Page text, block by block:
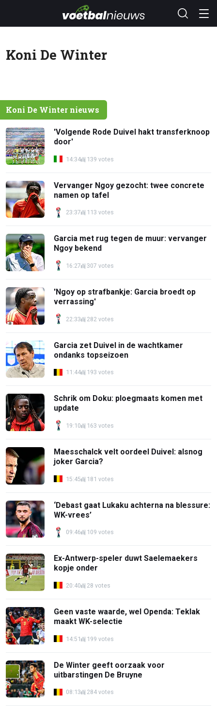
Koni De Winter
Koni De Winter nieuws
'Volgende Rode Duivel hakt transferknoop
door'
14:34 139 votes
Vervanger Ngoy gezocht: twee concrete
namen op tafel
23:37 113 votes
Garcia met rug tegen de muur: vervanger
Ngoy bekend
16:27 307 votes
'Ngoy op strafbankje: Garcia broedt op
verrassing'
22:33 282 votes
Garcia zet Duivel in de wachtkamer
ondanks topseizoen
11:44 193 votes
Schrik om Doku: ploegmaats komen met
update
19:10 163 votes
Maesschalck velt oordeel Duivel: alsnog
joker Garcia?
15:45 181 votes
‘Debast gaat Lukaku achterna na blessure:
WK-vrees’
09:46 109 votes
Ex-Antwerp-speler duwt Saelemaekers
kopje onder
20:40 28 votes
Geen vaste waarde, wel Openda: Teklak
maakt WK-selectie
14:51 199 votes
De Winter geeft oorzaak voor
uitbarstingen De Bruyne
08:13 284 votes